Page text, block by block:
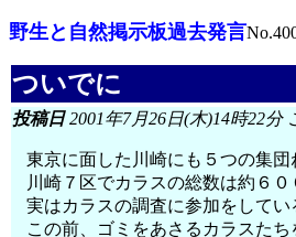
野生と自然掲示板過去発言
ついでに
投稿日2001年7月26日(木)14時22分
東京に面した川崎にも５つの集団
川崎７区でカラスの総数は約６０
実はカラスの調査に参加をしてい
この前、ゴミをあさるカラスた